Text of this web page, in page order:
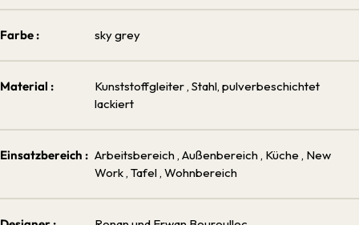
Farbe : sky grey
Material : Kunststoffgleiter , Stahl, pulverbeschichtet
lackiert
Einsatzbereich : Arbeitsbereich , Außenbereich , Küche , New
Work , Tafel , Wohnbereich